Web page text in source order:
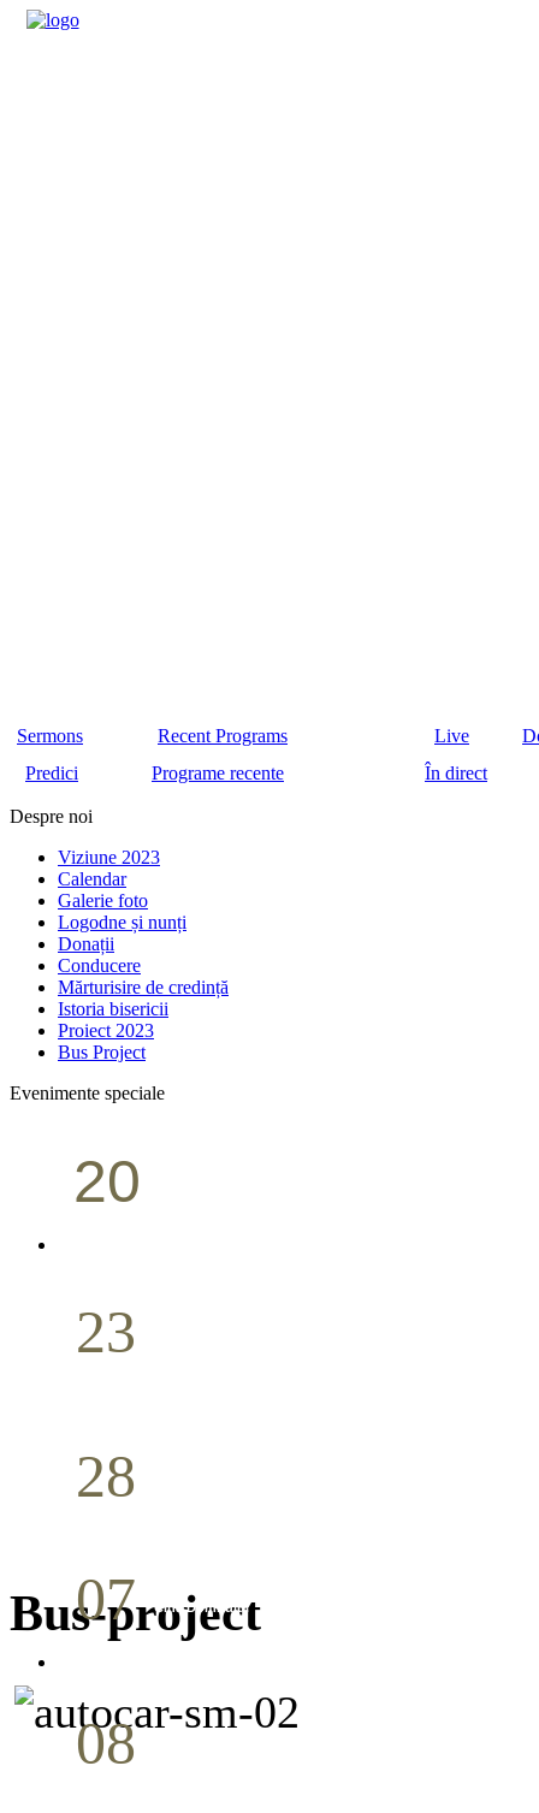
Sermons Recent Programs Live
Predici
Programe recente În direct
Despre noi
Viziune 2023
Calendar
Galerie foto
Logodne și nunți
Donații
Conducere
Mărturisire de credință
Istoria bisericii
Proiect 2023
Bus Project
Evenimente speciale
20
23
28
07 Cina Domnului
08
Bus-project